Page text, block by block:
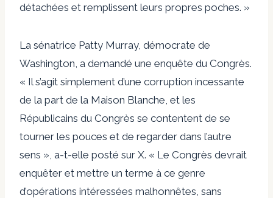
détachées et remplissent leurs propres poches. »
La sénatrice Patty Murray, démocrate de
Washington, a demandé une enquête du Congrès.
« Il s’agit simplement d’une corruption incessante
de la part de la Maison Blanche, et les
Républicains du Congrès se contentent de se
tourner les pouces et de regarder dans l’autre
sens », a-t-elle posté sur X. « Le Congrès devrait
enquêter et mettre un terme à ce genre
d’opérations intéressées malhonnêtes, sans